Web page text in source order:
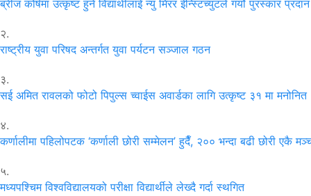
ब्रीज कोर्षमा उत्कृष्ट हुने विद्यार्थीलाई न्यु मिरर ईन्स्टिच्युटले गर्यो पुरस्कार प्रदान
२.
राष्ट्रीय युवा परिषद अन्तर्गत युवा पर्यटन सञ्जाल गठन
३.
सई अमित रावलको फोटो पिपुल्स च्वाईस अवार्डका लागि उत्कृष्ट ३१ मा मनोनित
४.
कर्णालीमा पहिलोपटक ‘कर्णाली छोरी सम्मेलन’ हुदैँ, २०० भन्दा बढी छोरी एकै
५.
मध्यपश्चिम विश्वविद्यालयको परीक्षा विद्यार्थीले लेख्दै गर्दा स्थगित